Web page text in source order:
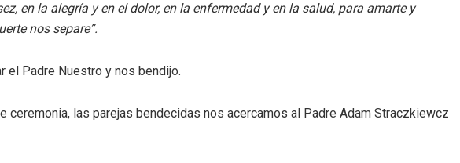
en la alegría y en el dolor, en la enfermedad y en la salud, para amarte y
nos separe”.
el Padre Nuestro y nos bendijo.
ceremonia, las parejas bendecidas nos acercamos al Padre Adam Straczkiewcz